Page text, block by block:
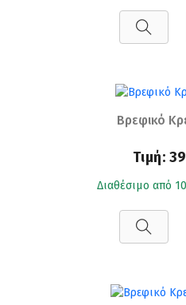
Βρεφικό
Τιμή:
Διαθέσιμο από